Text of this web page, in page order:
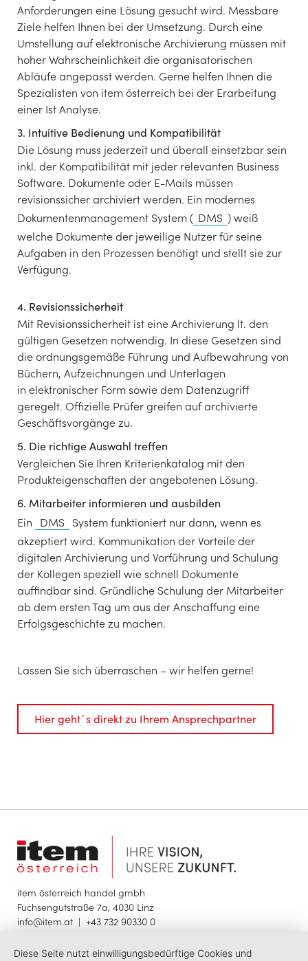
Anforderungen eine Lösung gesucht wird. Messbare
Ziele helfen Ihnen bei der Umsetzung. Durch eine
Umstellung auf elektronische Archivierung müssen mit
hoher Wahrscheinlichkeit die organisatorischen
Abläufe angepasst werden. Gerne helfen Ihnen die
Spezialisten von item österreich bei der Erarbeitung
einer Ist Analyse.
3. Intuitive Bedienung und Kompatibilität
Die Lösung muss jederzeit und überall einsetzbar sein
inkl. der Kompatibilität mit jeder relevanten Business
Software. Dokumente oder E-Mails müssen
revisionssicher archiviert werden. Ein modernes
Dokumentenmanagement System ( DMS ) weiß
welche Dokumente der jeweilige Nutzer für seine
Aufgaben in den Prozessen benötigt und stellt sie zur
Verfügung.
4. Revisionssicherheit
Mit Revisionssicherheit ist eine Archivierung lt. den
gültigen Gesetzen notwendig. In diese Gesetzen sind
die ordnungsgemäße Führung und Aufbewahrung von
Büchern, Aufzeichnungen und Unterlagen
in elektronischer Form sowie dem Datenzugriff
geregelt. Offizielle Prüfer greifen auf archivierte
Geschäftsvorgänge zu.
5. Die richtige Auswahl treffen
Vergleichen Sie Ihren Kriterienkatalog mit den
Produkteigenschaften der angebotenen Lösung.
6. Mitarbeiter informieren und ausbilden
Ein DMS System funktioniert nur dann, wenn es
akzeptiert wird. Kommunikation der Vorteile der
digitalen Archivierung und Vorführung und Schulung
der Kollegen speziell wie schnell Dokumente
auffindbar sind. Gründliche Schulung der Mitarbeiter
ab dem ersten Tag um aus der Anschaffung eine
Erfolgsgeschichte zu machen.
Lassen Sie sich überraschen – wir helfen gerne!
Hier geht´s direkt zu Ihrem Ansprechpartner
item österreich handel gmbh
Fuchsengutstraße 7a, 4030 Linz
info@item.at | +43 732 90330 0
© 2025 item österreich handel gmbh
Diese Seite nutzt einwilligungsbedürftige Cookies und